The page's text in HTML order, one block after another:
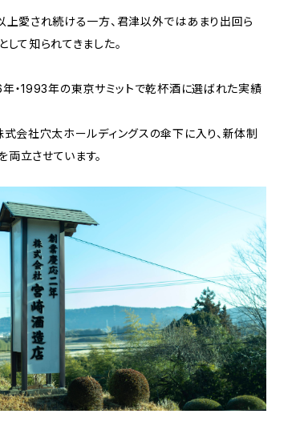
上愛され続ける一方、君津以外ではあまり出回ら
して知られてきました。
・1993年の東京サミットで乾杯酒に選ばれた実績
会社穴太ホールディングスの傘下に入り、新体制
両立させています。